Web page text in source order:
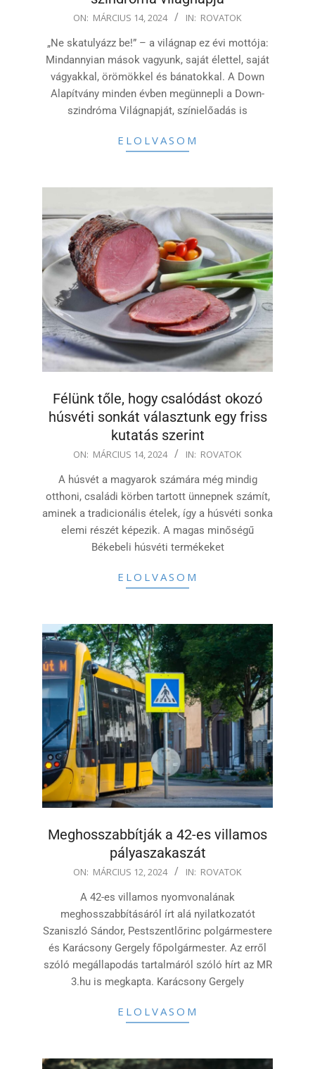
14
ON: MÁRCIUS 14, 2024 IN: ROVATOK
„Ne skatulyázz be!” – a világnap ez évi mottója:
Mindannyian mások vagyunk, saját élettel, saját
vágyakkal, örömökkel és bánatokkal. A Down
Alapítvány minden évben megünnepli a Down-
szindróma Világnapját, színielőadás is
ELOLVASOM
Félünk tőle, hogy csalódást okozó
húsvéti sonkát választunk egy friss
kutatás szerint
ON: MÁRCIUS 14, 2024 IN: ROVATOK
A húsvét a magyarok számára még mindig
otthoni, családi körben tartott ünnepnek számít,
aminek a tradicionális ételek, így a húsvéti sonka
elemi részét képezik. A magas minőségű
Békebeli húsvéti termékeket
ELOLVASOM
Meghosszabbítják a 42-es villamos
pályaszakaszát
ON: MÁRCIUS 12, 2024 IN: ROVATOK
A 42-es villamos nyomvonalának
meghosszabbításáról írt alá nyilatkozatót
Szaniszló Sándor, Pestszentlőrinc polgármestere
és Karácsony Gergely főpolgármester. Az erről
szóló megállapodás tartalmáról szóló hírt az MR
3.hu is megkapta. Karácsony Gergely
ELOLVASOM